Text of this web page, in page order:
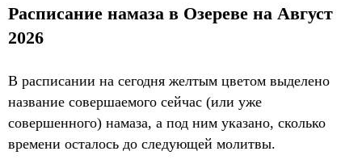
Расписание намаза в Озереве на Август
2026
В расписании на сегодня желтым цветом выделено
название совершаемого сейчас (или уже
совершенного) намаза, а под ним указано, сколько
времени осталось до следующей молитвы.